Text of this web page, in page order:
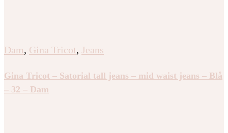
Dam, Gina Tricot, Jeans
Gina Tricot – Satorial tall jeans – mid waist jeans – Blå
– 32 – Dam